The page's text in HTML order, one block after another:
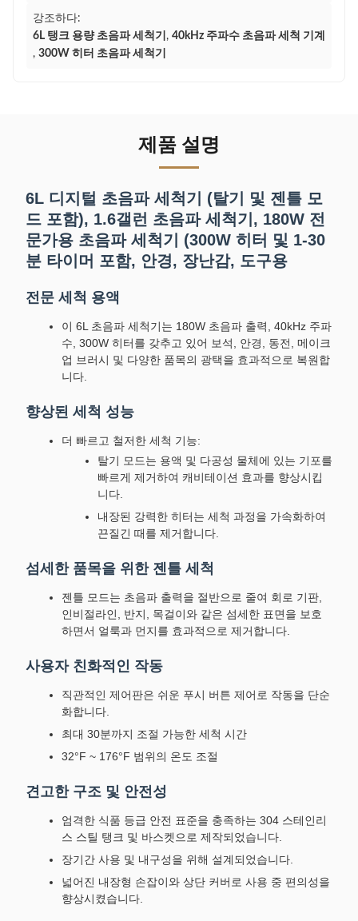
강조하다:
6L 탱크 용량 초음파 세척기 , 40kHz 주파수 초음파 세척 기계
, 300W 히터 초음파 세척기
제품 설명
6L 디지털 초음파 세척기 (탈기 및 젠틀 모
드 포함), 1.6갤런 초음파 세척기, 180W 전
문가용 초음파 세척기 (300W 히터 및 1-30
분 타이머 포함, 안경, 장난감, 도구용
전문 세척 용액
이 6L 초음파 세척기는 180W 초음파 출력, 40kHz 주파
수, 300W 히터를 갖추고 있어 보석, 안경, 동전, 메이크
업 브러시 및 다양한 품목의 광택을 효과적으로 복원합
니다.
향상된 세척 성능
더 빠르고 철저한 세척 기능:
탈기 모드는 용액 및 다공성 물체에 있는 기포를
빠르게 제거하여 캐비테이션 효과를 향상시킵
니다.
내장된 강력한 히터는 세척 과정을 가속화하여
끈질긴 때를 제거합니다.
섬세한 품목을 위한 젠틀 세척
젠틀 모드는 초음파 출력을 절반으로 줄여 회로 기판,
인비절라인, 반지, 목걸이와 같은 섬세한 표면을 보호
하면서 얼룩과 먼지를 효과적으로 제거합니다.
사용자 친화적인 작동
직관적인 제어판은 쉬운 푸시 버튼 제어로 작동을 단순
화합니다.
최대 30분까지 조절 가능한 세척 시간
32°F ~ 176°F 범위의 온도 조절
견고한 구조 및 안전성
엄격한 식품 등급 안전 표준을 충족하는 304 스테인리
스 스틸 탱크 및 바스켓으로 제작되었습니다.
장기간 사용 및 내구성을 위해 설계되었습니다.
넓어진 내장형 손잡이와 상단 커버로 사용 중 편의성을
향상시켰습니다.